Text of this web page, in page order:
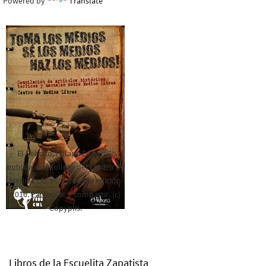
El Rebozo, Palapa Editorial,
publica este folleto del Centro de
Medios Libres. Esta es la edición
2016. Para rolar y compartir. (c)
Copyplis.
Libros de la Escuelita Zapatista